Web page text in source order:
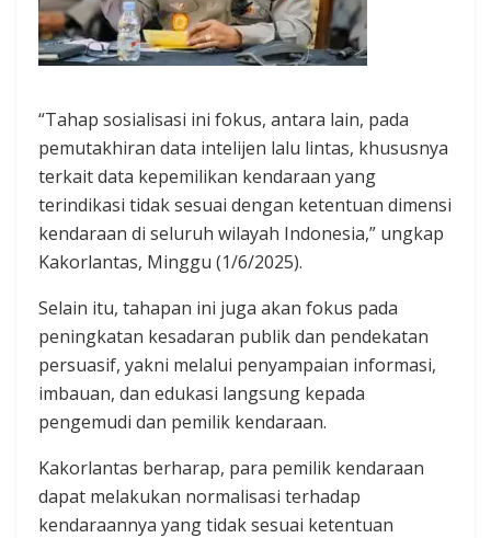
“Tahap sosialisasi ini fokus, antara lain, pada
pemutakhiran data intelijen lalu lintas, khususnya
terkait data kepemilikan kendaraan yang
terindikasi tidak sesuai dengan ketentuan dimensi
kendaraan di seluruh wilayah Indonesia,” ungkap
Kakorlantas, Minggu (1/6/2025).
Selain itu, tahapan ini juga akan fokus pada
peningkatan kesadaran publik dan pendekatan
persuasif, yakni melalui penyampaian informasi,
imbauan, dan edukasi langsung kepada
pengemudi dan pemilik kendaraan.
Kakorlantas berharap, para pemilik kendaraan
dapat melakukan normalisasi terhadap
kendaraannya yang tidak sesuai ketentuan